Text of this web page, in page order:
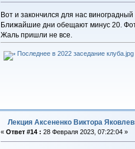
Вот и закончился для нас
Ближайшие дни обещают минус 20.
Жаль пришли не все.
Последнее в 2022 заседание клуба.jpg
Лекция Аксененко Виктора
« Ответ #14 : 28 Февраля 2023, 07:22:04 »